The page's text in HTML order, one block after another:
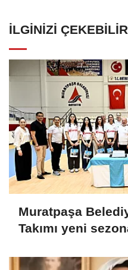
İLGINIZI ÇEKEBILIR
Muratpaşa
Takımı yeni